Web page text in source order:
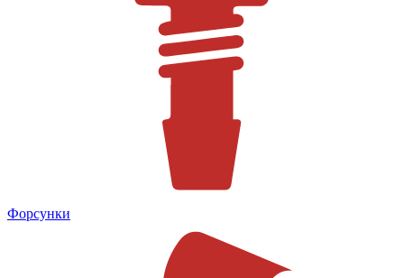
Форсунки